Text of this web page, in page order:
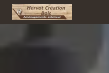
Panneau de gestion des cookies